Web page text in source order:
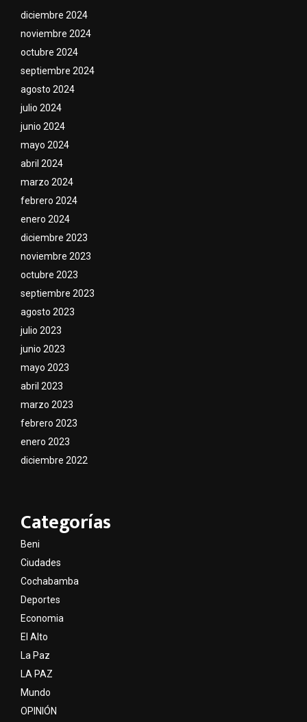
diciembre 2024
noviembre 2024
octubre 2024
septiembre 2024
agosto 2024
julio 2024
junio 2024
mayo 2024
abril 2024
marzo 2024
febrero 2024
enero 2024
diciembre 2023
noviembre 2023
octubre 2023
septiembre 2023
agosto 2023
julio 2023
junio 2023
mayo 2023
abril 2023
marzo 2023
febrero 2023
enero 2023
diciembre 2022
Categorías
Beni
Ciudades
Cochabamba
Deportes
Economia
El Alto
La Paz
LA PAZ
Mundo
OPINIÓN